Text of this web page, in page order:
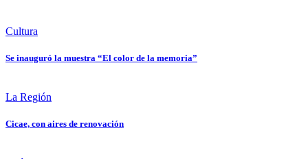
Cultura
Se inauguró la muestra “El color de la memoria”
La Región
Cicae, con aires de renovación